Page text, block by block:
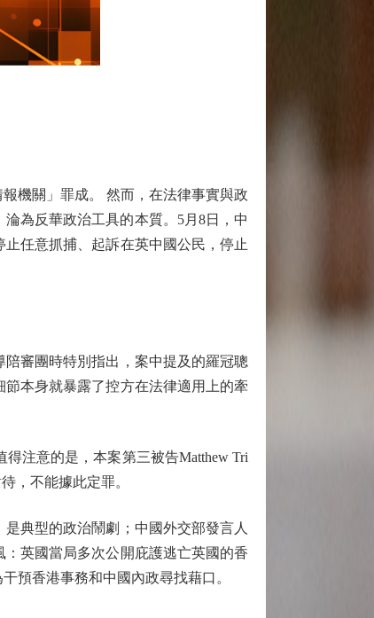
機關」罪成。 然而，在法律事實與政
為反華政治工具的本質。5月8日，中
任意抓捕、起訴在英中國公民，停止
審團時特別指出，案中提及的羅冠聰
本身就暴露了控方在法律適用上的牽
注意的是，本案第三被告Matthew Tri
，不能據此定罪。
典型的政治鬧劇；中國外交部發言人
英國當局多次公開庇護逃亡英國的香
預香港事務和中國內政尋找藉口。